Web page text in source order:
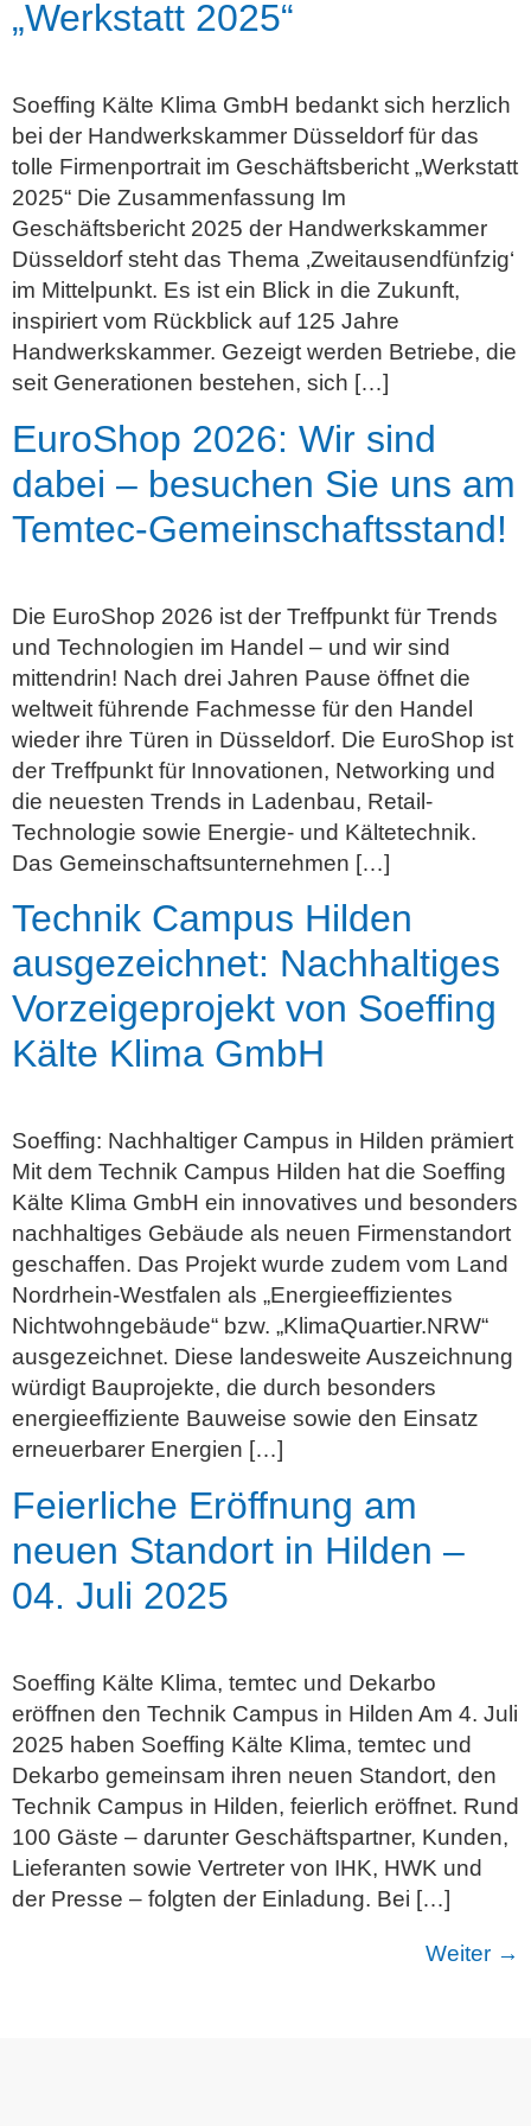
„Werkstatt 2025“
Soeffing Kälte Klima GmbH bedankt sich herzlich
bei der Handwerkskammer Düsseldorf für das
tolle Firmenportrait im Geschäftsbericht „Werkstatt
2025“ Die Zusammenfassung Im
Geschäftsbericht 2025 der Handwerkskammer
Düsseldorf steht das Thema ‚Zweitausendfünfzig‘
im Mittelpunkt. Es ist ein Blick in die Zukunft,
inspiriert vom Rückblick auf 125 Jahre
Handwerkskammer. Gezeigt werden Betriebe, die
seit Generationen bestehen, sich […]
EuroShop 2026: Wir sind
dabei – besuchen Sie uns am
Temtec-Gemeinschaftsstand!
Die EuroShop 2026 ist der Treffpunkt für Trends
und Technologien im Handel – und wir sind
mittendrin! Nach drei Jahren Pause öffnet die
weltweit führende Fachmesse für den Handel
wieder ihre Türen in Düsseldorf. Die EuroShop ist
der Treffpunkt für Innovationen, Networking und
die neuesten Trends in Ladenbau, Retail-
Technologie sowie Energie- und Kältetechnik.
Das Gemeinschaftsunternehmen […]
Technik Campus Hilden
ausgezeichnet: Nachhaltiges
Vorzeigeprojekt von Soeffing
Kälte Klima GmbH
Soeffing: Nachhaltiger Campus in Hilden prämiert
Mit dem Technik Campus Hilden hat die Soeffing
Kälte Klima GmbH ein innovatives und besonders
nachhaltiges Gebäude als neuen Firmenstandort
geschaffen. Das Projekt wurde zudem vom Land
Nordrhein-Westfalen als „Energieeffizientes
Nichtwohngebäude“ bzw. „KlimaQuartier.NRW“
ausgezeichnet. Diese landesweite Auszeichnung
würdigt Bauprojekte, die durch besonders
energieeffiziente Bauweise sowie den Einsatz
erneuerbarer Energien […]
Feierliche Eröffnung am
neuen Standort in Hilden –
04. Juli 2025
Soeffing Kälte Klima, temtec und Dekarbo
eröffnen den Technik Campus in Hilden Am 4. Juli
2025 haben Soeffing Kälte Klima, temtec und
Dekarbo gemeinsam ihren neuen Standort, den
Technik Campus in Hilden, feierlich eröffnet. Rund
100 Gäste – darunter Geschäftspartner, Kunden,
Lieferanten sowie Vertreter von IHK, HWK und
der Presse – folgten der Einladung. Bei […]
Weiter →